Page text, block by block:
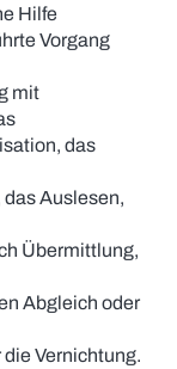
Hilfe
Vorgang
mit
das
Auslesen,
Übermittlung,
Abgleich oder
Vernichtung.